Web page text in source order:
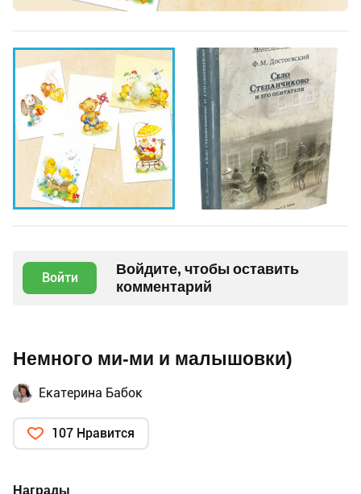
Войти
Войдите, чтобы оставить
комментарий
Немного ми-ми и малышовки)
Екатерина Бабок
107 Нравится
Награды